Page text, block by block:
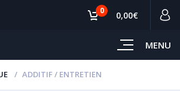
MENU
0 0,00€
ADDITIF / ENTRETIEN